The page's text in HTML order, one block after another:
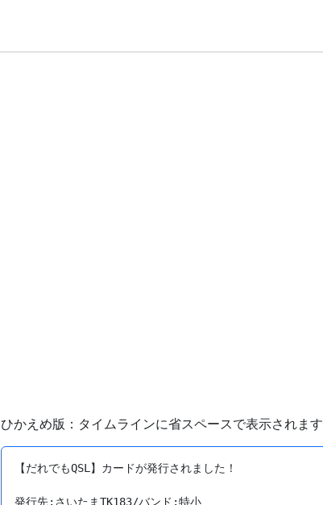
ひかえめ版：タイムラインに省スペースで表示されます
【だれでもQSL】カードが発行されました！